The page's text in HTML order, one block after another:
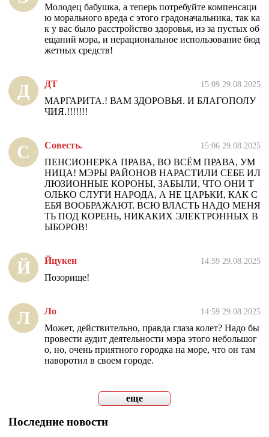
Молодец бабушка, а теперь потребуйте компенсаци
ю морального вреда с этого градоначальника, так ка
к у вас было расстройство здоровья, из за пустых об
ещаний мэра, и нерациональное использование бюд
жетных средств!
Д ДТ 15:09 29.08.2025
МАРГАРИТА.! ВАМ ЗДОРОВЬЯ. И БЛАГОПОЛУ
ЧИЯ.!!!!!!!
С Совесть. 15:06 29.08.2025
ПЕНСИОНЕРКА ПРАВА, ВО ВСЁМ ПРАВА, УМ
НИЦА! МЭРЫ РАЙОНОВ НАРАСТИЛИ СЕБЕ ИЛ
ЛЮЗИОННЫЕ КОРОНЫ, ЗАБЫЛИ, ЧТО ОНИ Т
ОЛЬКО СЛУГИ НАРОДА, А НЕ ЦАРЬКИ, КАК С
ЕБЯ ВООБРАЖАЮТ. ВСЮ ВЛАСТЬ НАДО МЕНЯ
ТЬ ПОД КОРЕНЬ, НИКАКИХ ЭЛЕКТРОННЫХ В
ЫБОРОВ!
Й Йцукен 14:59 29.08.2025
Позорище!
Л Ло 14:59 29.08.2025
Может, действительно, правда глаза колет? Надо бы
провести аудит деятельности мэра этого небольшог
о, но, очень приятного городка на море, что он там
наворотил в своем городе.
еще
Последние новости